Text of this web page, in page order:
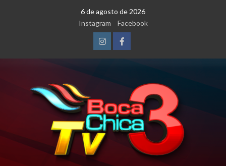
6 de agosto de 2026
Instagram
Facebook
InstagramFacebook